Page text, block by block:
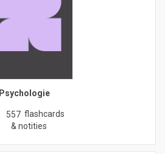
Psychologie
557 flashcards
& notities